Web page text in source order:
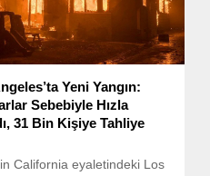
Yeni Yangın:
Sebebiyle Hızla
31 Bin Kişiye Tahliye
California eyaletindeki Los